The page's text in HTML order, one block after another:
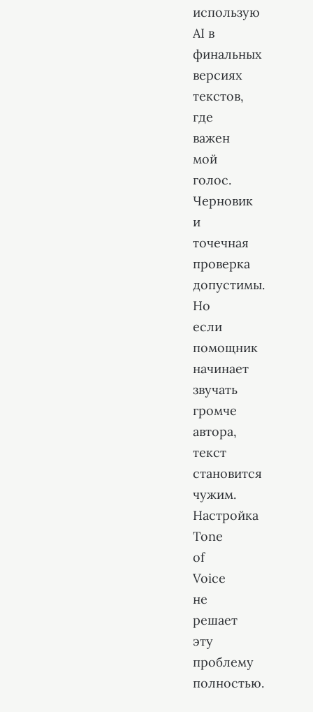
использую
AI в
финальных
версиях
текстов,
где
важен
мой
голос.
Черновик
и
точечная
проверка
допустимы.
Но
если
помощник
начинает
звучать
громче
автора,
текст
становится
чужим.
Настройка
Tone
of
Voice
не
решает
эту
проблему
полностью.